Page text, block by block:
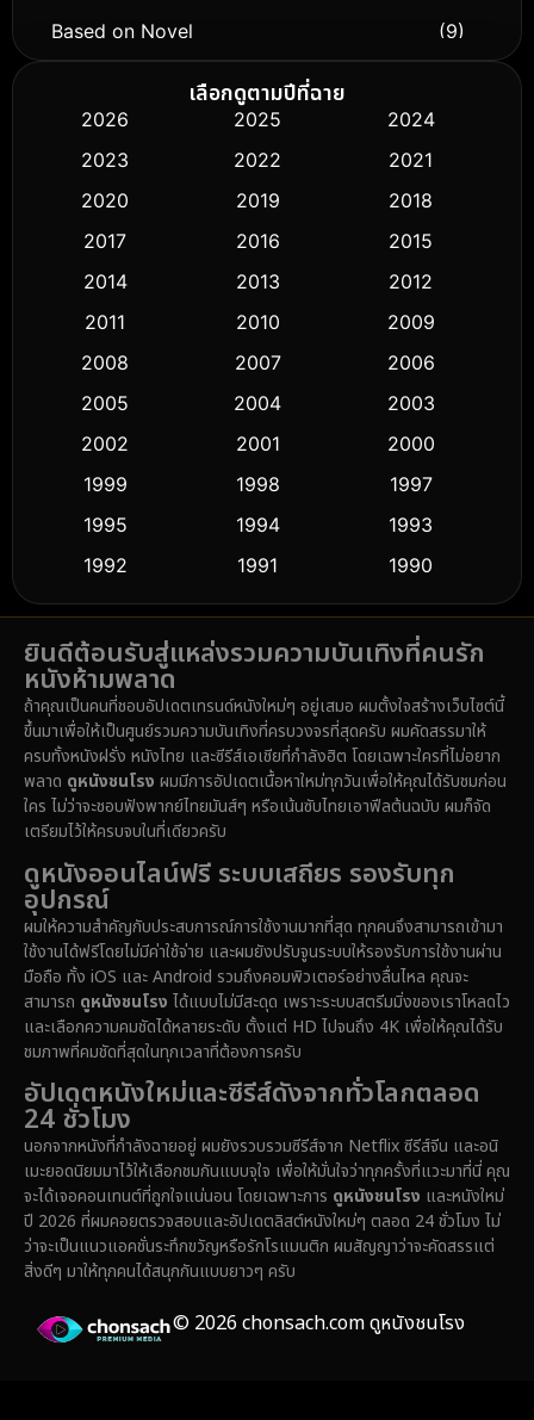
Based on Novel (9)
Biography ชีวิตจริง
Classic หนังคลาสสิก (50)
Comedy ตลก (433)
Crime อาชญากรรม (511)
Cult Film
Dance เต้น (10)
Detective สืบสวน (58)
Detective สืบสวน
Disaster
Disney+ (5)
Documentary สารคดี (91)
Dystopian
Emotional (61)
Epic มหากาพย์ (219)
Family ครอบครัว
Fantasy จินตนาการ (324)
Fiction (14)
Gothic
เลือกดูตามปีที่ฉาย
2026 2025
2024
2023
2022
2021
2020
2019
2018
2017
2016
2015
2014
2013
2012
2011
2010
2009
2008
2007
2006
2005
2004
2003
2002
2001
2000
1999
1998
1997
1995
1994
1993
1992
1991
1990
1989
1988
1986
1985
1983
1982
1981
1971
1962 1953
ยินดีต้อนรับสู่แหล่งรวมความบันเทิงที่คนรัก
หนังห้ามพลาด
ถ้าคุณเป็นคนที่ชอบอัปเดตเทรนด์หนังใหม่ๆ อยู่เสมอ ผมตั้งใจสร้างเว็บไซต์นี้
ขึ้นมาเพื่อให้เป็นศูนย์รวมความบันเทิงที่ครบวงจรที่สุดครับ ผมคัดสรรมาให้
ครบทั้งหนังฝรั่ง หนังไทย และซีรีส์เอเชียที่กำลังฮิต โดยเฉพาะใครที่ไม่อยาก
พลาด ดูหนังชนโรง ผมมีการอัปเดตเนื้อหาใหม่ทุกวันเพื่อให้คุณได้รับชมก่อน
ใคร ไม่ว่าจะชอบฟังพากย์ไทยมันส์ๆ หรือเน้นซับไทยเอาฟีลต้นฉบับ ผมก็จัด
เตรียมไว้ให้ครบจบในที่เดียวครับ
ดูหนังออนไลน์ฟรี ระบบเสถียร รองรับทุก
อุปกรณ์
ผมให้ความสำคัญกับประสบการณ์การใช้งานมากที่สุด ทุกคนจึงสามารถเข้ามา
ใช้งานได้ฟรีโดยไม่มีค่าใช้จ่าย และผมยังปรับจูนระบบให้รองรับการใช้งานผ่าน
มือถือ ทั้ง iOS และ Android รวมถึงคอมพิวเตอร์อย่างลื่นไหล คุณจะ
สามารถ ดูหนังชนโรง ได้แบบไม่มีสะดุด เพราะระบบสตรีมมิ่งของเราโหลดไว
และเลือกความคมชัดได้หลายระดับ ตั้งแต่ HD ไปจนถึง 4K เพื่อให้คุณได้รับ
ชมภาพที่คมชัดที่สุดในทุกเวลาที่ต้องการครับ
อัปเดตหนังใหม่และซีรีส์ดังจากทั่วโลกตลอด
24 ชั่วโมง
นอกจากหนังที่กำลังฉายอยู่ ผมยังรวบรวมซีรีส์จาก Netflix ซีรีส์จีน และอนิ
เมะยอดนิยมมาไว้ให้เลือกชมกันแบบจุใจ เพื่อให้มั่นใจว่าทุกครั้งที่แวะมาที่นี่ คุณ
จะได้เจอคอนเทนต์ที่ถูกใจแน่นอน โดยเฉพาะการ ดูหนังชนโรง และหนังใหม่
ปี 2026 ที่ผมคอยตรวจสอบและอัปเดตลิสต์หนังใหม่ๆ ตลอด 24 ชั่วโมง ไม่
ว่าจะเป็นแนวแอคชั่นระทึกขวัญหรือรักโรแมนติก ผมสัญญาว่าจะคัดสรรแต่
สิ่งดีๆ มาให้ทุกคนได้สนุกกันแบบยาวๆ ครับ
© 2026 chonsach.com ดูหนังชนโรง